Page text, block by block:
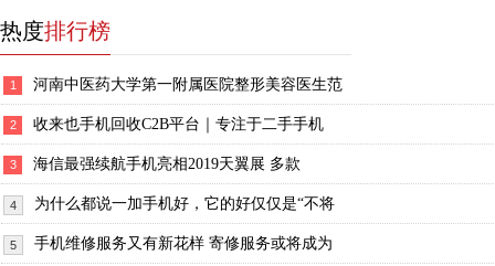
热度排行榜
1 河南中医药大学第一附属医院整形美容医生范
2 收来也手机回收C2B平台｜专注于二手手机
3 海信最强续航手机亮相2019天翼展 多款
4 为什么都说一加手机好，它的好仅仅是“不将
5 手机维修服务又有新花样 寄修服务或将成为